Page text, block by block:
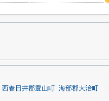
西春日井郡豊山町 海部郡大治町